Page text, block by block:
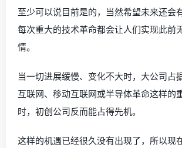
至少可以说目前是的，当然希望未来还会
每次重大的技术革命都会让人们实现此前
情。
当一切进展缓慢、变化不大时，大公司占
互联网、移动互联网或半导体革命这样的
时，初创公司反而能占得先机。
这样的机遇已经很久没有出现了，所以现